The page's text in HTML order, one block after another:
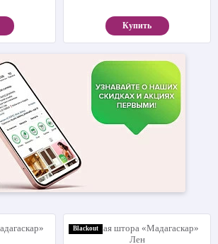
Купить
Blackout
Рулонная штора «Мадагаскар»
Лен